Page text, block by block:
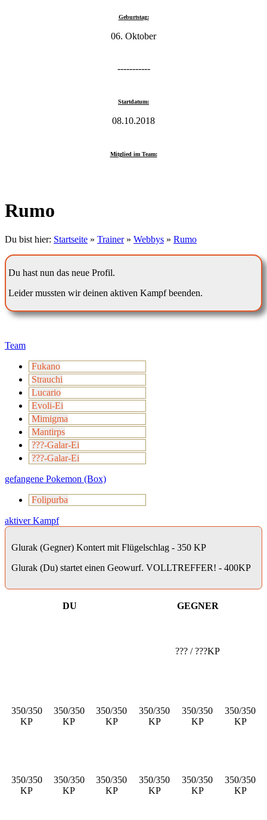
Geburtstag:
06. Oktober
-----------
Startdatum:
08.10.2018
Mitglied im Team:
Rumo
Du bist hier: Startseite » Trainer» Webbys » Rumo
Du hast nun das neue Profil.
Leider mussten wir deinen aktiven Kampf beenden.
Team
Fukano
Strauchi
Lucario
Evoli-Ei
Mimigma
Mantirps
???-Galar-Ei
???-Galar-Ei
gefangene Pokemon (Box)
Folipurba
aktiver Kampf
Glurak (Gegner) Kontert mit Flügelschlag - 350 KP
Glurak (Du) startet einen Geowurf. VOLLTREFFER! - 400KP
DU GEGNER
??? / ???KP
350/350
KP
350/350
KP
350/350
KP
350/350
KP
350/350
KP
350/350
KP
350/350
KP
350/350
KP
350/350
KP
350/350
KP
350/350
KP
350/350
KP